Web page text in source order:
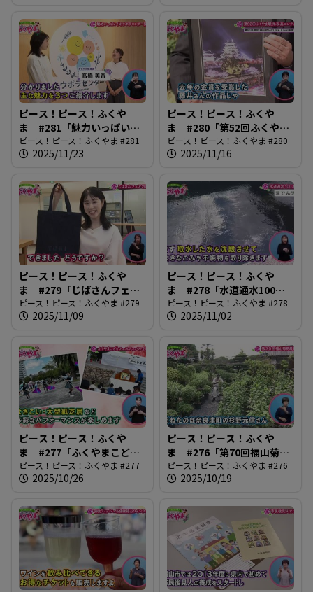
ピース！ピース！ふくや
ま #281「魅力いっぱい！
ネウボラセンター開設」
ピース！ピース！ふくやま #281
2025/11/23
ピース！ピース！ふくや
ま #280「第52回ふくやま
観光写真コンテスト」
ピース！ピース！ふくやま #280
2025/11/16
ピース！ピース！ふくや
ま #279「じばさんフェア
2025」
ピース！ピース！ふくやま #279
2025/11/09
ピース！ピース！ふくや
ま #278「水道通水100周
年」
ピース！ピース！ふくやま #278
2025/11/02
ピース！ピース！ふくや
ま #277「ふくやまこども
フェスティバル2025」
ピース！ピース！ふくやま #277
2025/10/26
ピース！ピース！ふくや
ま #276「第70回福山菊花
展覧会」
ピース！ピース！ふくやま #276
2025/10/19